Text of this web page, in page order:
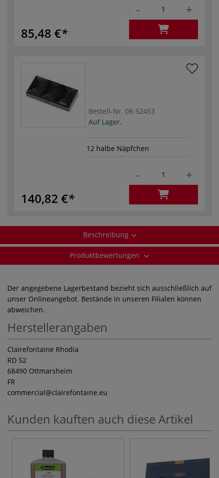
85,48 €
- +
Bestell-Nr. 08-52453
Auf Lager.
12 halbe Näpfchen
140,82 €
- +
Beschreibung
Produktbewertungen
Der angegebene Lagerbestand bezieht sich ausschließlich auf
unser Onlineangebot. Bestände in unseren Filialen können
abweichen.
Herstellerangaben
Clairefontaine Rhodia
RD 52
68490 Ottmarsheim
FR
commercial@clairefontaine.eu
Kunden kauften auch diese Artikel